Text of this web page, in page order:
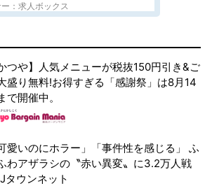
：求人ボックス
かつや】人気メニューが税抜150円引き&ご
盛り無料!お得すぎる「感謝祭」は8月14
で開催中。
可愛いのにホラー」「事件性を感じる」 ふ
わアザラシの〝赤い異変〟に3.2万人戦
タウンネット